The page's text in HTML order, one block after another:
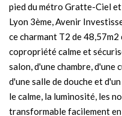
Nos
pied du métro Gratte-Ciel
Lyon 3ème, Avenir
ce charmant T2 de
copropriété calme et
salon, d'une chambre, d'une
d'une salle de douche et
le calme, la luminosité, les
transformable facilement